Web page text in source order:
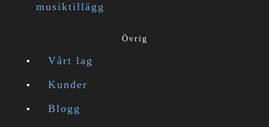
musiktillägg
Övrig
Vårt lag
Kunder
Blogg